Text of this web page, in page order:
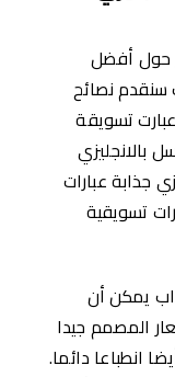
حول أفضل
سنقدم نصائح
تسويقة
بالانجليزي
جذابة عبارات
تسويقية
يمكن أن
المصمم جيدا
انطباعا دائما.